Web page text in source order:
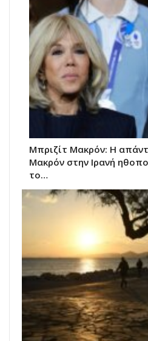
Μπριζίτ Μακρόν: Η
Μακρόν στην Ιρανή
το…